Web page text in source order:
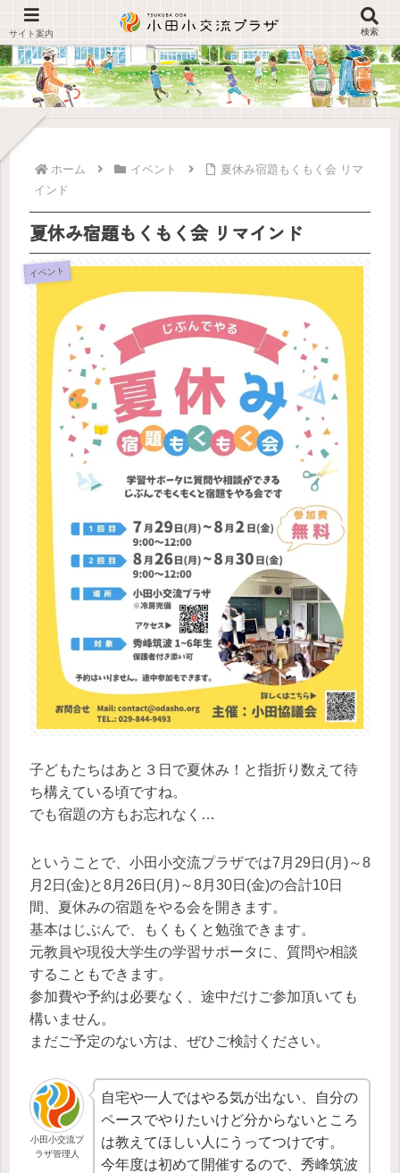
ホーム イベント
夏休み宿題もくもく会 リマ
インド
夏休み宿題もくもく会 リマインド
イベント
子どもたちはあと３日で夏休み！と指折り数えて待
ち構えている頃ですね。
でも宿題の方もお忘れなく…
ということで、小田小交流プラザでは7月29日(月)～8
月2日(金)と8月26日(月)～8月30日(金)の合計10日
間、夏休みの宿題をやる会を開きます。
基本はじぶんで、もくもくと勉強できます。
元教員や現役大学生の学習サポータに、質問や相談
することもできます。
参加費や予約は必要なく、途中だけご参加頂いても
構いません。
まだご予定のない方は、ぜひご検討ください。
小田小交流プ
ラザ管理人
自宅や一人ではやる気が出ない、自分の
ペースでやりたいけど分からないところ
は教えてほしい人にうってつけです。
今年度は初めて開催するので、秀峰筑波
検索